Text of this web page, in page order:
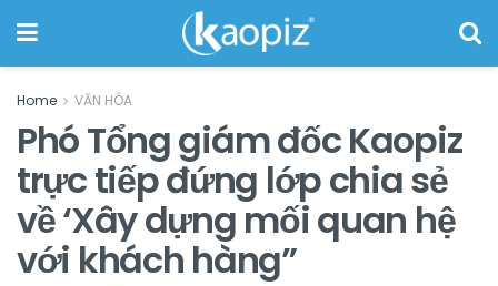
Home VĂN HÓA
Phó Tổng giám đốc Kaopiz
trực tiếp đứng lớp chia sẻ
về ‘Xây dựng mối quan hệ
với khách hàng”